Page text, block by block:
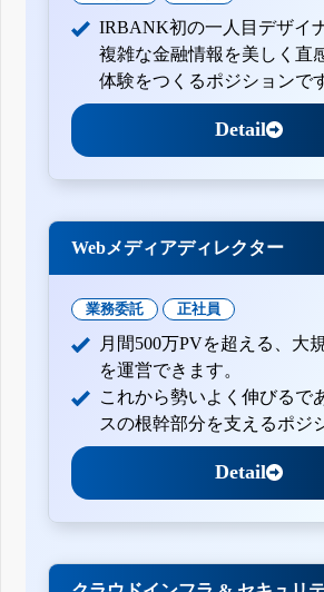
IRBANK初の一人目デザイ
複雑な金融情報を美しく直
体験をつくるポジションで
Detail
Webメディアディレクター
業務委託 正社員
月間500万PVを超える、大
を運営できます。
これから勢いよく伸びるで
スの根幹部分を支えるポジ
Detail